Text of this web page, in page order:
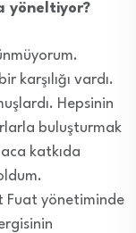
yöneltiyor?
karşılığı vardı.
Hepsinin
buluşturmak
katkıda
Fuat yönetiminde